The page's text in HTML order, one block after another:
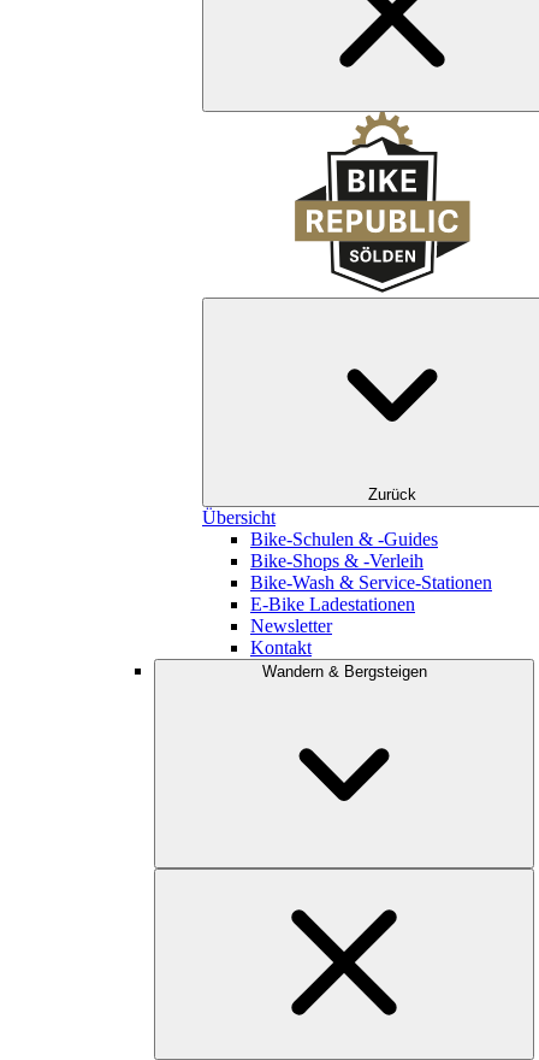
Zurück
Übersicht
Bike-Schulen & -Guides
Bike-Shops & -Verleih
Bike-Wash & Service-Stationen
E-Bike Ladestationen
Newsletter
Kontakt
Wandern & Bergsteigen